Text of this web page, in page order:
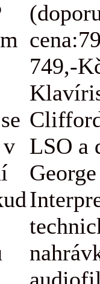
749,-
LSO a